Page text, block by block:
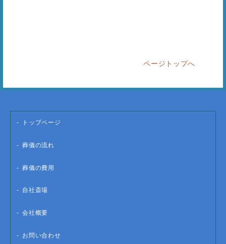
ページトップへ
トップページ
葬儀の流れ
葬儀の費用
自社斎場
会社概要
お問い合わせ